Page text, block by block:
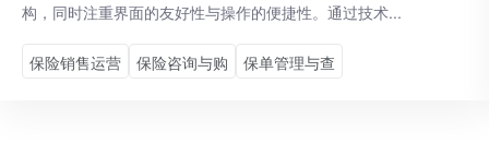
构，同时注重界面的友好性与操作的便捷性。通过技术...
保险销售运营 保险咨询与购 保单管理与查